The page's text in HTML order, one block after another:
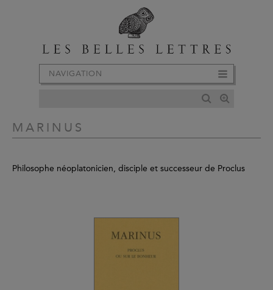
NAVIGATION
MARINUS
Philosophe néoplatonicien, disciple et successeur de Proclus